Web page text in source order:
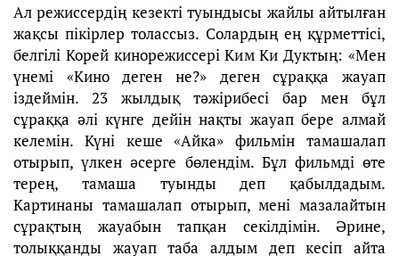
Ал режиссердің кезекті туындысы жайлы айтылған
жақсы пікірлер толассыз. Солардың ең құрметтісі,
белгілі Корей кинорежиссері Ким Ки Дуктың: «Мен
үнемі «Кино деген не?» деген сұраққа жауап
іздеймін. 23 жылдық тәжірибесі бар мен бұл
сұраққа әлі күнге дейін нақты жауап бере алмай
келемін. Күні кеше «Айка» фильмін тамашалап
отырып, үлкен әсерге бөлендім. Бұл фильмді өте
терең, тамаша туынды деп қабылдадым.
Картинаны тамашалап отырып, мені мазалайтын
сұрақтың жауабын тапқан секілдімін. Әрине,
толыққанды жауап таба алдым деп кесіп айта